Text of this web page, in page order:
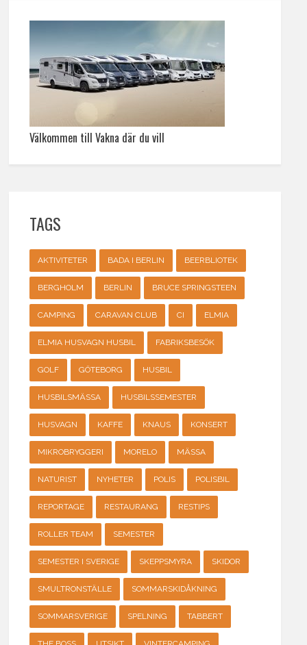
Välkommen till Vakna där du vill
TAGS
AKTIVITETER BADA I BERLIN BEERBLIOTEK
BERGHOLM BERLIN BRUCE SPRINGSTEEN
CAMPING CARAVAN CLUB CI ELMIA
ELMIA HUSVAGN HUSBIL FABRIKSBESÖK
GOLF GÖTEBORG HUSBIL
HUSBILSMÄSSA HUSBILSSEMESTER
HUSVAGN KAFFE KNAUS KONSERT
MIKROBRYGGERI MORELO MÄSSA
NATURIST NYHETER POLIS POLISBIL
REPORTAGE RESTAURANG RESTIPS
ROLLER TEAM SEMESTER
SEMESTER I SVERIGE SKEPPSMYRA SKIDOR
SMULTRONSTÄLLE SOMMARSKIDÅKNING
SOMMARSVERIGE SPELNING TABBERT